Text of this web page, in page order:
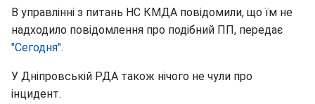
В управлінні з питань НС КМДА повідомили, що їм не
надходило повідомлення про подібний ПП, передає
"Сегодня".
У Дніпровській РДА також нічого не чули про
інцидент.